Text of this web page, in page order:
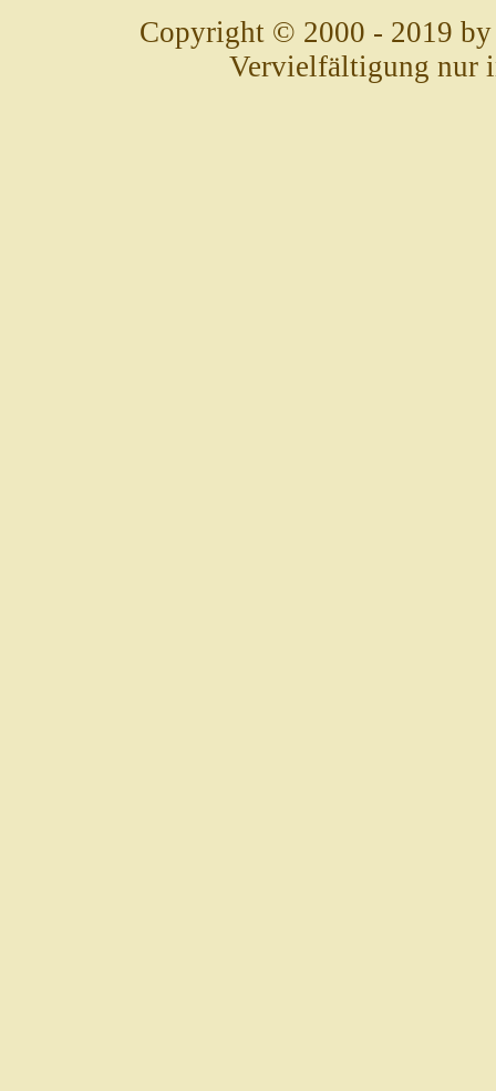
Copyright © 2000 - 2019
Vervielfältigung nur